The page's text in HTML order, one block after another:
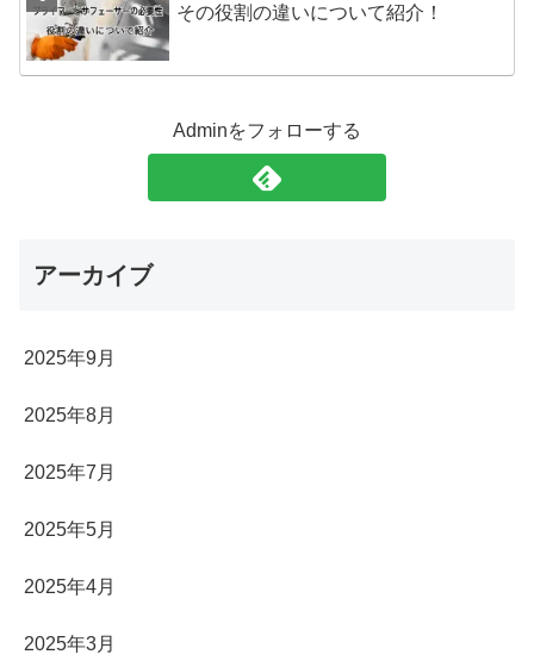
その役割の違いについて紹介！
Adminをフォローする
アーカイブ
2025年9月
2025年8月
2025年7月
2025年5月
2025年4月
2025年3月